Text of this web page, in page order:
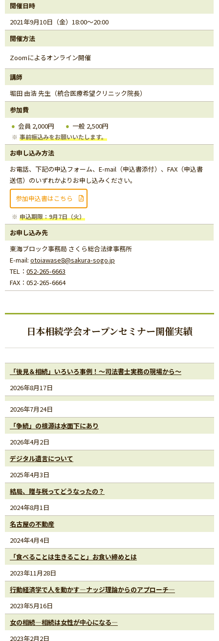
開催日時
2021年9月10日（金）18:00～20:00
開催方法
Zoomによるオンライン開催
講師
堀田 由浩 先生（統合医療希望クリニック院長）
参加費
会員 2,000円
一般 2,500円
事前振込みをお願いいたします。
お申し込み方法
お電話、下記の申込フォーム、E-mail（申込書添付）、FAX（申込書
送信）のいずれかよりお申し込みください。
参加申込書はこちら
申込期限：9月7日（火）
お申し込み先
東海ブロック事務局 さくら総合法律事務所
E-mail:otoiawase8@sakura-sogo.jp
TEL：052-265-6663
FAX：052-265-6664
日本相続学会オープンセミナー開催実績
「後見＆相続」いろいろ事例！～司法書士実務の現場から～
2026年8月17日
2026年7月24日
「争続」の根源は水面下にあり
2026年4月2日
デジタル遺言について
2025年4月3日
結局、贈与税ってどうなったの？
2024年8月1日
名古屋の不動産
2024年4月4日
「食べることは生きること」お食い締めとは
2023年11月28日
行動経済学で人を動かす―ナッジ理論からのアプローチ―
2023年5月16日
女の相続―相続は女性が中心になる―
2023年2月2日